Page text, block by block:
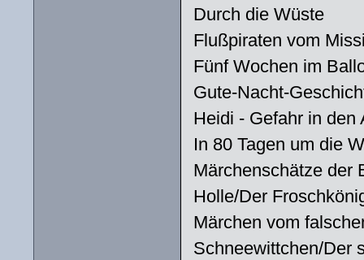
Durch die Wüste
Flußpiraten vom
Fünf Wochen im
Gute-Nacht-
Heidi - Gefahr in den
In 80 Tagen um die
Märchenschätze der
Holle/Der
Märchen vom
Schneewittchen/Der